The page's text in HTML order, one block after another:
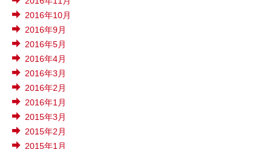
2016年10月
2016年9月
2016年5月
2016年4月
2016年3月
2016年2月
2016年1月
2015年3月
2015年2月
2015年1月